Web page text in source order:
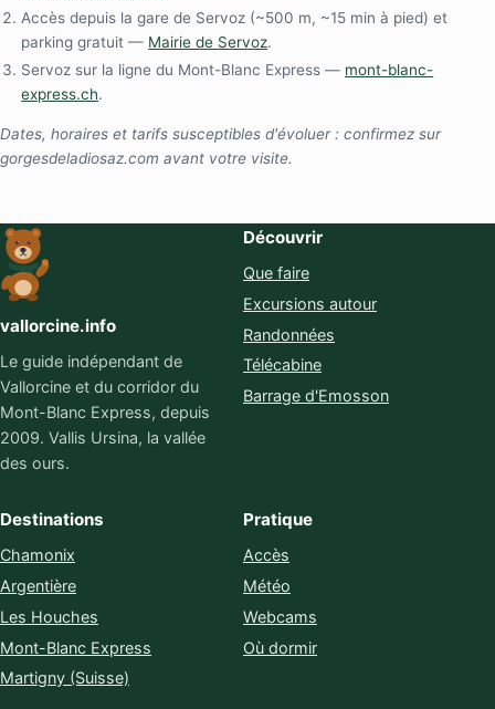
Accès depuis la gare de Servoz (~500 m, ~15 min à pied) et
parking gratuit — Mairie de Servoz.
Servoz sur la ligne du Mont-Blanc Express — mont-blanc-
express.ch.
Dates, horaires et tarifs susceptibles d'évoluer : confirmez sur
gorgesdeladiosaz.com avant votre visite.
vallorcine.info
Le guide indépendant de
Vallorcine et du corridor du
Mont-Blanc Express, depuis
2009. Vallis Ursina, la vallée
des ours.
Découvrir
Que faire
Excursions autour
Randonnées
Télécabine
Barrage d'Emosson
Destinations
Chamonix
Argentière
Les Houches
Mont-Blanc Express
Martigny (Suisse)
Pratique
Accès
Météo
Webcams
Où dormir